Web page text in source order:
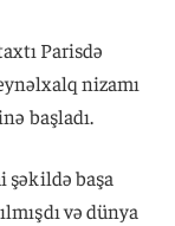
Parisdə
nizamı
başladı.
şəkildə başa
və dünya